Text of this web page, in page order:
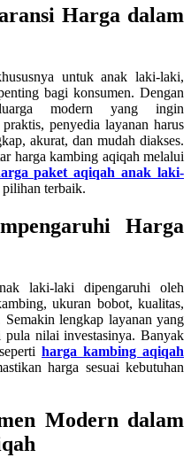
Harga dalam
untuk anak laki-laki,
bagi konsumen. Dengan
modern yang ingin
penyedia layanan harus
akurat, dan mudah diakses.
harga kambing aqiqah melalui
paket aqiqah anak laki-
pilihan terbaik.
Harga
laki-laki dipengaruhi oleh
ukuran bobot, kualitas,
Semakin lengkap layanan yang
nilai investasinya. Banyak
harga kambing aqiqah
harga sesuai kebutuhan
Modern dalam